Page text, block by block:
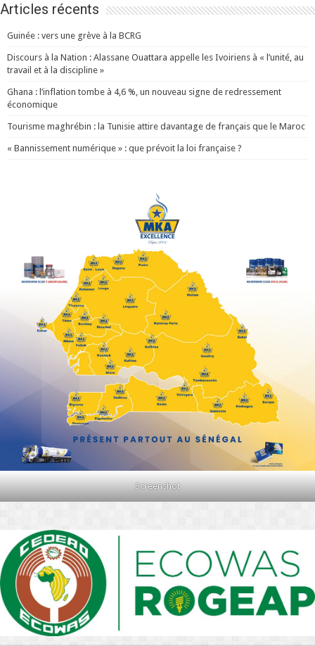
Articles récents
Guinée : vers une grève à la BCRG
Discours à la Nation : Alassane Ouattara appelle les Ivoiriens à « l’unité, au
travail et à la discipline »
Ghana : l’inflation tombe à 4,6 %, un nouveau signe de redressement
économique
Tourisme maghrébin : la Tunisie attire davantage de français que le Maroc
« Bannissement numérique » : que prévoit la loi française ?
Screenshot